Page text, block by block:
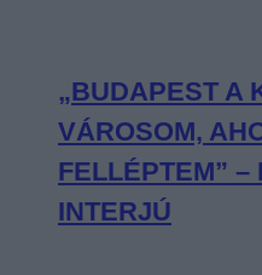
„BUDAPEST A
VÁROSOM,
FELLÉPTEM”
INTERJÚ